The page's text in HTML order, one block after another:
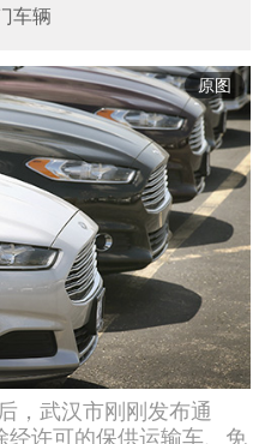
车辆
原图
，武汉市刚刚发布通
许可的保供运输车、免